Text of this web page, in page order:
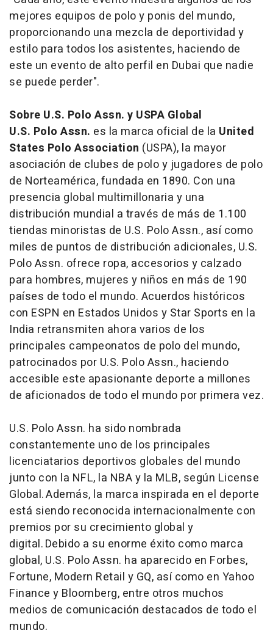
mejores equipos de polo y ponis del mundo,
proporcionando una mezcla de deportividad y
estilo para todos los asistentes, haciendo de
este un evento de alto perfil en Dubai que nadie
se puede perder".
Sobre U.S. Polo Assn. y USPA Global
U.S. Polo Assn. es la marca oficial de la United
States Polo Association (USPA), la mayor
asociación de clubes de polo y jugadores de polo
de Norteamérica, fundada en 1890. Con una
presencia global multimillonaria y una
distribución mundial a través de más de 1.100
tiendas minoristas de U.S. Polo Assn., así como
miles de puntos de distribución adicionales, U.S.
Polo Assn. ofrece ropa, accesorios y calzado
para hombres, mujeres y niños en más de 190
países de todo el mundo. Acuerdos históricos
con ESPN en Estados Unidos y Star Sports en la
India retransmiten ahora varios de los
principales campeonatos de polo del mundo,
patrocinados por U.S. Polo Assn., haciendo
accesible este apasionante deporte a millones
de aficionados de todo el mundo por primera vez.
U.S. Polo Assn. ha sido nombrada
constantemente uno de los principales
licenciatarios deportivos globales del mundo
junto con la NFL, la NBA y la MLB, según License
Global. Además, la marca inspirada en el deporte
está siendo reconocida internacionalmente con
premios por su crecimiento global y
digital. Debido a su enorme éxito como marca
global, U.S. Polo Assn. ha aparecido en Forbes,
Fortune, Modern Retail y GQ, así como en Yahoo
Finance y Bloomberg, entre otros muchos
medios de comunicación destacados de todo el
mundo.